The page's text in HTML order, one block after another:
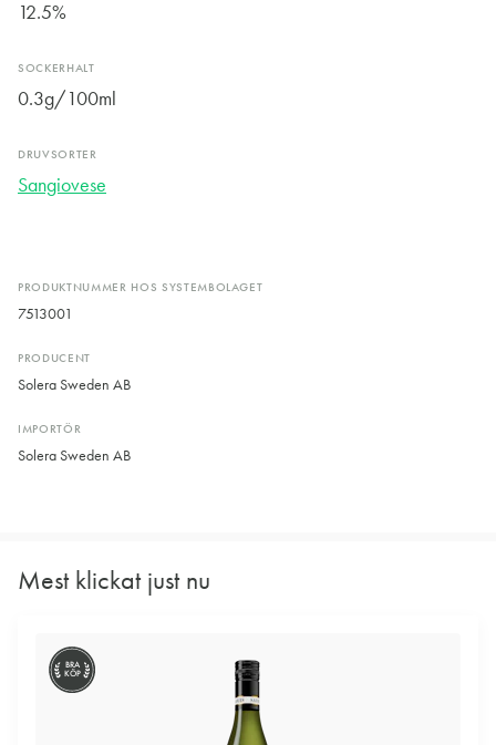
PRODUKTNUMMER HOS SYSTEMBOLAGET
7513001
PRODUCENT
Solera Sweden AB
IMPORTÖR
Solera Sweden AB
12.5%
SOCKERHALT
0.3g/100ml
DRUVSORTER
Sangiovese
Mest klickat just nu
BRA
KÖP